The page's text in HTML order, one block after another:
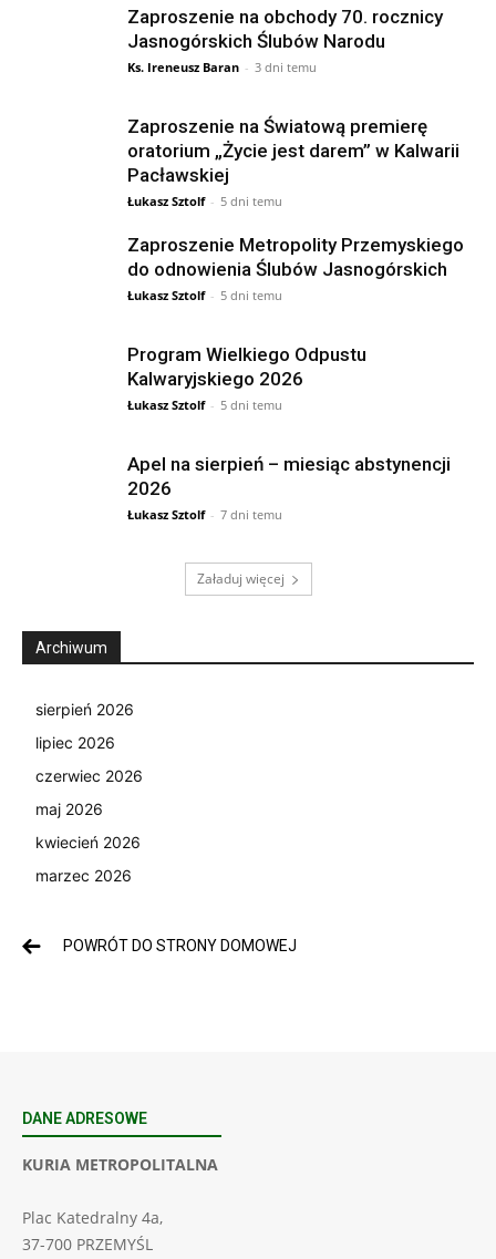
Zaproszenie na obchody 70. rocznicy
Jasnogórskich Ślubów Narodu
Ks. Ireneusz Baran - 3 dni temu
Zaproszenie na Światową premierę
oratorium „Życie jest darem” w Kalwarii
Pacławskiej
Łukasz Sztolf - 5 dni temu
Zaproszenie Metropolity Przemyskiego
do odnowienia Ślubów Jasnogórskich
Łukasz Sztolf - 5 dni temu
Program Wielkiego Odpustu
Kalwaryjskiego 2026
Łukasz Sztolf - 5 dni temu
Apel na sierpień – miesiąc abstynencji
2026
Łukasz Sztolf - 7 dni temu
Załaduj więcej
Archiwum
sierpień 2026
lipiec 2026
czerwiec 2026
maj 2026
kwiecień 2026
marzec 2026
POWRÓT DO STRONY DOMOWEJ
DANE ADRESOWE
KURIA METROPOLITALNA
Plac Katedralny 4a,
37-700 PRZEMYŚL